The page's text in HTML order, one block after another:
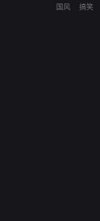
国风
搞笑